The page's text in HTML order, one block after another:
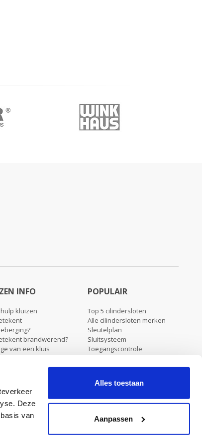
Deze
van
Alles toestaan
AanpassenStel ons een vraag
INFO
kluizen
brandwerend?
van een kluis
POPULAIR
Top 5 cilindersloten
Alle cilindersloten merken
Sleutelplan
Sluitsysteem
Toegangscontrole
Koopjeshoek